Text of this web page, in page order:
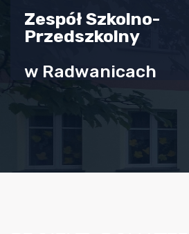
Zespół Szkolno-
Przedszkolny
w Radwanicach